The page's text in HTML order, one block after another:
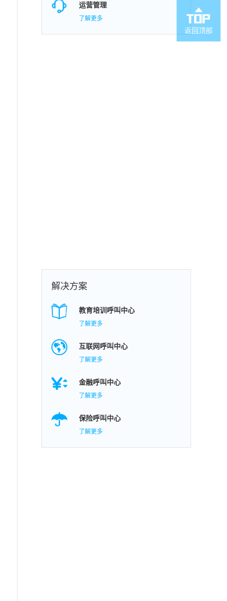
运营管理
了解更多
解决方案
教育培训呼叫中心
了解更多
互联网呼叫中心
了解更多
金融呼叫中心
了解更多
保险呼叫中心
了解更多
返回顶部